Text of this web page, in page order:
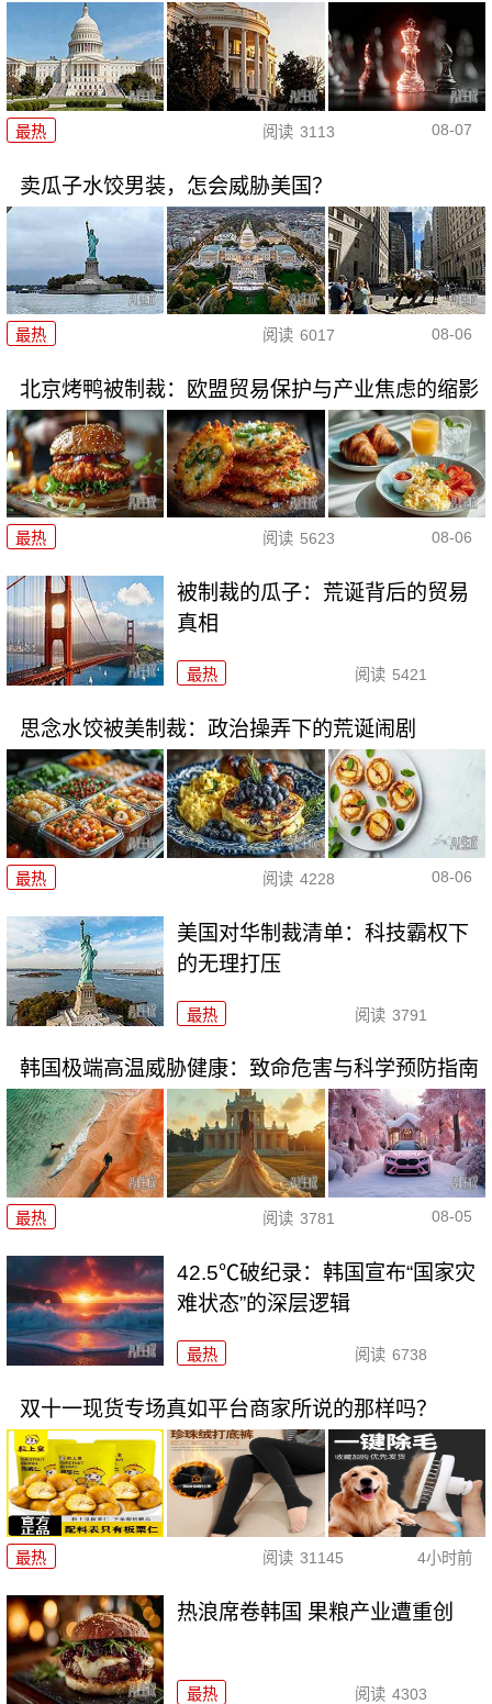
最热 阅读 3113 08-07
卖瓜子水饺男装，怎会威胁美国？
最热 阅读 6017 08-06
北京烤鸭被制裁：欧盟贸易保护与产业焦虑的缩影
最热 阅读 5623 08-06
被制裁的瓜子：荒诞背后的贸易
真相
最热 阅读 5421
思念水饺被美制裁：政治操弄下的荒诞闹剧
最热 阅读 4228 08-06
美国对华制裁清单：科技霸权下
的无理打压
最热 阅读 3791
韩国极端高温威胁健康：致命危害与科学预防指南
最热 阅读 3781 08-05
42.5℃破纪录：韩国宣布“国家灾
难状态”的深层逻辑
最热 阅读 6738
双十一现货专场真如平台商家所说的那样吗？
最热 阅读 31145 4小时前
热浪席卷韩国 果粮产业遭重创
最热 阅读 4303